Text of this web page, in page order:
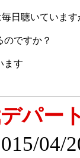
日聴いていま
のですか？
ます
パー
04/